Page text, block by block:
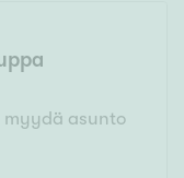
myydä asunto